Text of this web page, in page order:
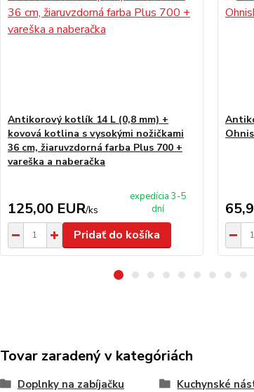
Antikorový kotlík 14 L (0,8 mm) +
kovová kotlina s vysokými nožičkami
36 cm, žiaruvzdorná farba Plus 700 +
vareška a naberačka
125,00 EUR/ks
expedícia 3-5
dní
Pridať do košíka
Tovar zaradený v kategóriách
Doplnky na zabíjačku Kuchynské